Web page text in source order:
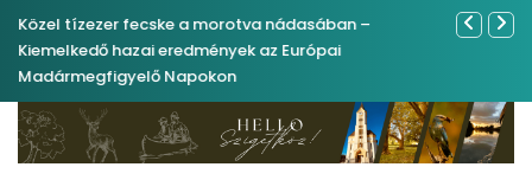
Közel tízezer fecske a morotva nádasában –
Kiemelkedő hazai eredmények az Európai
Madármegfigyelő Napokon
Ferenc